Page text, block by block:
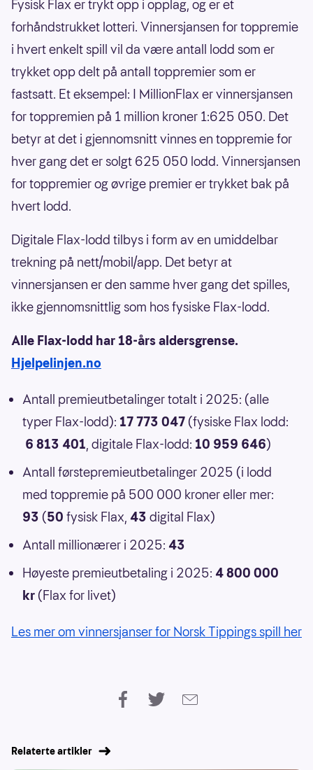
Fysisk Flax er trykt opp i opplag, og er et
forhåndstrukket lotteri. Vinnersjansen for toppremie
i hvert enkelt spill vil da være antall lodd som er
trykket opp delt på antall toppremier som er
fastsatt. Et eksempel: I MillionFlax er vinnersjansen
for toppremien på 1 million kroner 1:625 050. Det
betyr at det i gjennomsnitt vinnes en toppremie for
hver gang det er solgt 625 050 lodd. Vinnersjansen
for toppremier og øvrige premier er trykket bak på
hvert lodd.
Digitale Flax-lodd tilbys i form av en umiddelbar
trekning på nett/mobil/app. Det betyr at
vinnersjansen er den samme hver gang det spilles,
ikke gjennomsnittlig som hos fysiske Flax-lodd.
Alle Flax-lodd har 18-års aldersgrense.
Hjelpelinjen.no
Antall premieutbetalinger totalt i 2025: (alle
typer Flax-lodd): 17 773 047 (fysiske Flax lodd:
6 813 401, digitale Flax-lodd: 10 959 646)
Antall førstepremieutbetalinger 2025 (i lodd
med toppremie på 500 000 kroner eller mer:
93 (50 fysisk Flax, 43 digital Flax)
Antall millionærer i 2025: 43
Høyeste premieutbetaling i 2025: 4 800 000
kr (Flax for livet)
Les mer om vinnersjanser for Norsk Tippings spill her
Relaterte artikler